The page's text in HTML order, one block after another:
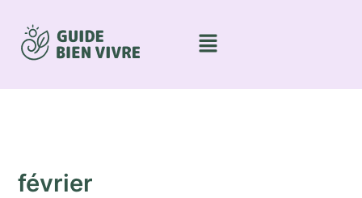
contenu
Menu
février